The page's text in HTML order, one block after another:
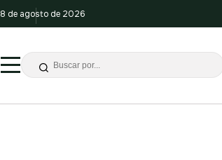
8 de agosto de 2026